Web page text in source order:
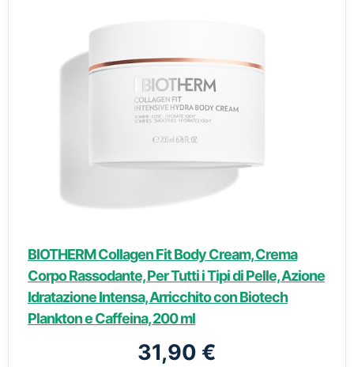
BIOTHERM Collagen Fit Body Cream, Crema
Corpo Rassodante, Per Tutti i Tipi di Pelle, Azione
Idratazione Intensa, Arricchito con Biotech
Plankton e Caffeina, 200 ml
31,90 €